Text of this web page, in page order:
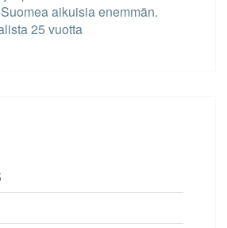
aikuisia enemmän.
25 vuotta